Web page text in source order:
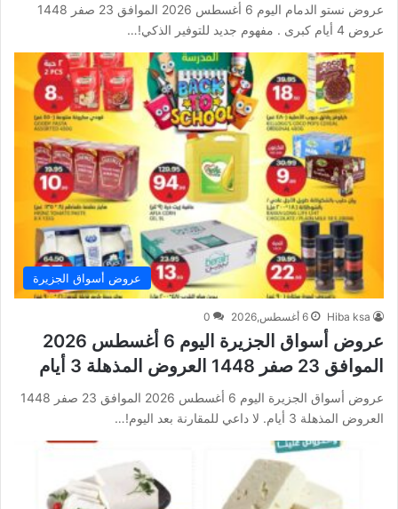
عروض نستو الدمام اليوم 6 أغسطس 2026 الموافق 23 صفر 1448
عروض 4 أيام كبرى . مفهوم جديد للتوفير الذكي!…
عروض أسواق الجزيرة
Hiba ksa 6 أغسطس,2026 0
عروض أسواق الجزيرة اليوم 6 أغسطس 2026
الموافق 23 صفر 1448 العروض المذهلة 3 أيام
عروض أسواق الجزيرة اليوم 6 أغسطس 2026 الموافق 23 صفر 1448
العروض المذهلة 3 أيام. لا داعي للمقارنة بعد اليوم!…